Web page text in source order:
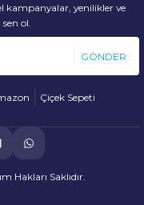
kampanyalar, yenilikler ve
ol.
GÖNDER
Çiçek Sepeti
Hakları Saklıdır.